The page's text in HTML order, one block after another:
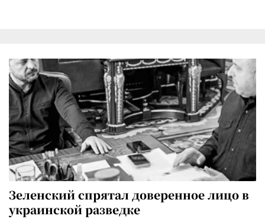
Зеленский спрятал доверенное лицо в
украинской разведке